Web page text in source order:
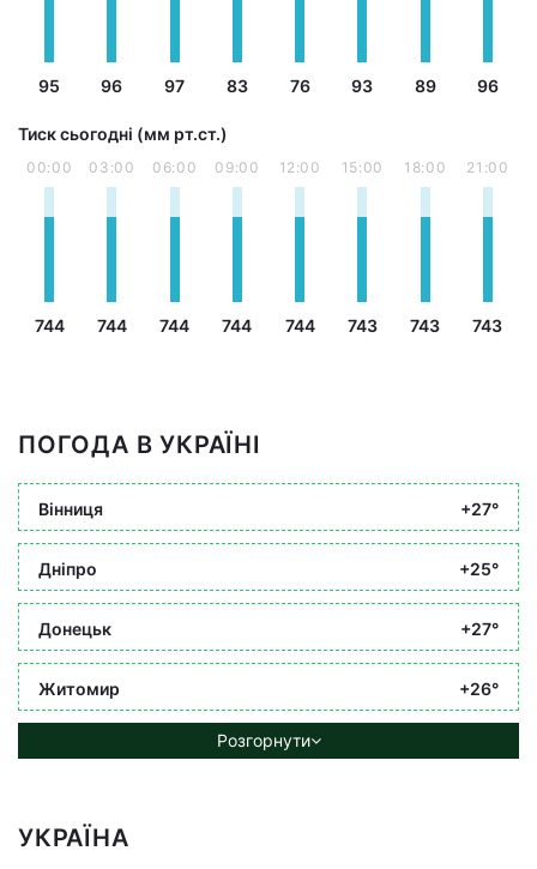
95 96 97 83 76 93 89 96
Тиск сьогодні (мм рт.ст.)
00:00
744
03:00
744
06:00
744
09:00
744
12:00
744
15:00
743
18:00
743
21:00
743
ПОГОДА В УКРАЇНІ
Вінниця +27°
Дніпро +25°
Донецьк +27°
Житомир +26°
Розгорнути
УКРАЇНА